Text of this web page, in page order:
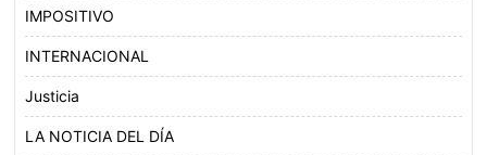
IMPOSITIVO
INTERNACIONAL
Justicia
LA NOTICIA DEL DÍA